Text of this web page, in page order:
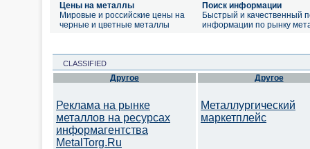
Цены на металлы
Мировые и российские цены на
черные и цветные металлы
Поиск информации
Быстрый и качественный
информации по рынку
CLASSIFIED
Другое
Реклама на рынке
металлов на ресурсах
информагентства
MetalTorg.Ru
Другое
Металлургический
маркетплейс